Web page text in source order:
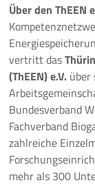
Über den ThEEN
vertritt das
(ThEEN) e.V. über
Bundesverband
Fachverband
zahlreiche
mehr als 300